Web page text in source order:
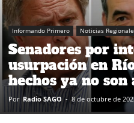
Informando Primero Noticias
Senadores por
usurpación en
hechos ya no son
Por Radio SAGO - 8 de octubre de